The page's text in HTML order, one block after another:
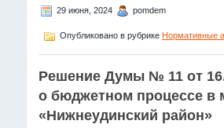
управления
муниципального
района
образования
«Нижнеудинский
на
29 июня, 2024 pomdem
Опубликовано в рубрике Нормативные
Решение Думы № 11 от
о бюджетном процессе в
«Нижнеудинский район»